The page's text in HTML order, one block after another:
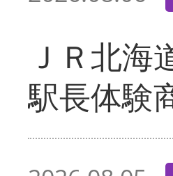
ＪＲ北
駅長体験